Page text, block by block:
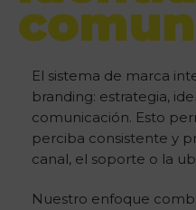
El sistema de marca
branding: estrategia,
comunicación. Esto
perciba consistente y
canal, el soporte o la
Nuestro enfoque